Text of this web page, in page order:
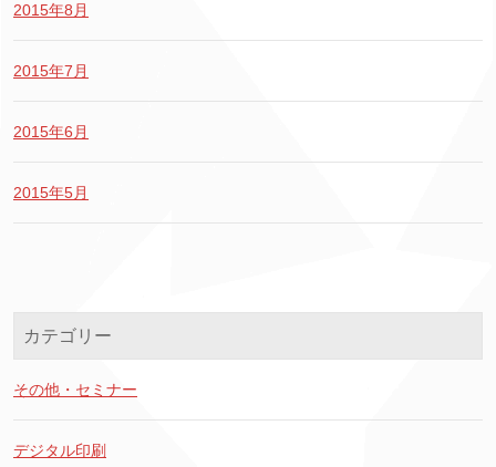
2015年8月
2015年7月
2015年6月
2015年5月
カテゴリー
その他・セミナー
デジタル印刷